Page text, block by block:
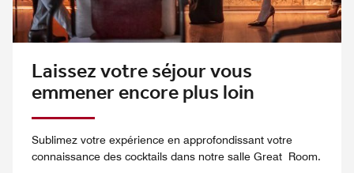
Laissez votre séjour vous
emmener encore plus loin
Sublimez votre expérience en approfondissant votre
connaissance des cocktails dans notre salle Great Room.